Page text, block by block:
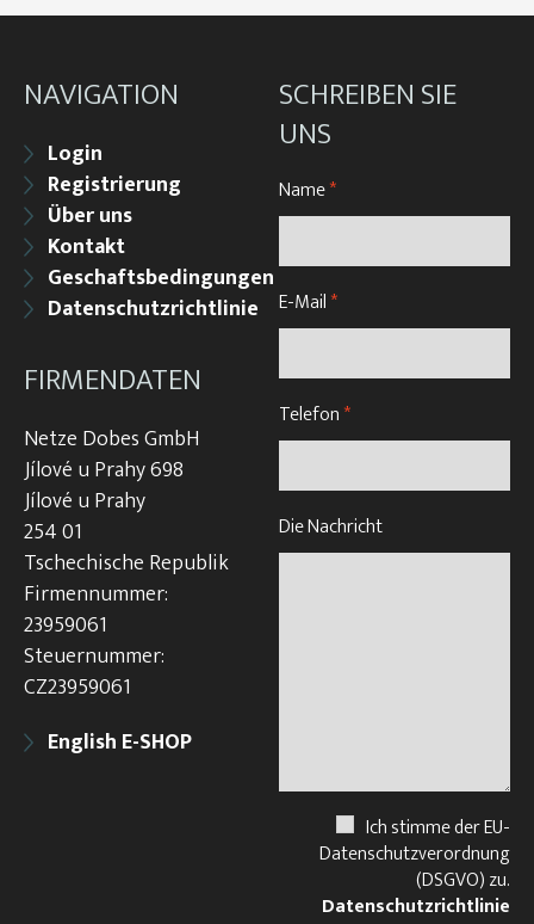
NAVIGATION
Login
Registrierung
Über uns
Kontakt
Geschaftsbedingungen
Datenschutzrichtlinie
FIRMENDATEN
Netze Dobes GmbH
Jílové u Prahy 698
Jílové u Prahy
254 01
Tschechische Republik
Firmennummer:
23959061
Steuernummer:
CZ23959061
English E-SHOP
SCHREIBEN SIE
UNS
Name*
E-Mail*
Telefon*
Die Nachricht
Ich stimme der EU-
Datenschutzverordnung
(DSGVO) zu.
Datenschutzrichtlinie